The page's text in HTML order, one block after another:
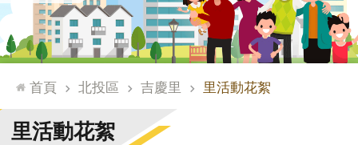
台
通
臺
北
首頁 北投區 吉慶里 里活動花絮
里活動花絮